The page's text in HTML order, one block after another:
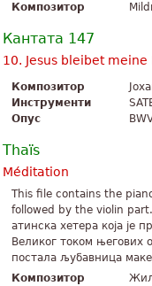
Композитор
Кантата 147
10. Jesus bleibet meine
Композитор
Инструменти
Опус
Thaïs
Méditation
This file contains the
followed by the violin
атинска хетера која је
Великог током његових
постала љубавница
Композитор